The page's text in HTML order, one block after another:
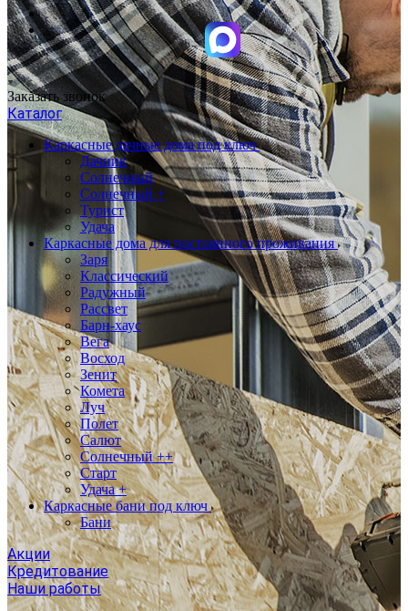
Заказать звонок
Каталог
Каркасные дачные дома под ключ
Дачник
Солнечный
Солнечный +
Турист
Удача
Каркасные дома для постоянного проживания
Заря
Классический
Радужный
Рассвет
Барн-хаус
Вега
Восход
Зенит
Комета
Луч
Полет
Салют
Солнечный ++
Старт
Удача +
Каркасные бани под ключ
Бани
Акции
Кредитование
Наши работы